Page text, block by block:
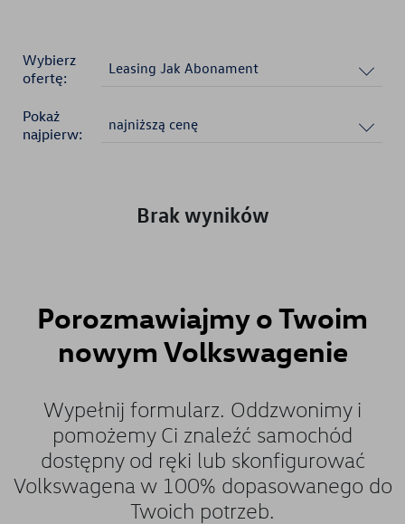
Wybierz
ofertę:
Leasing Jak Abonament
Pokaż
najpierw:
najniższą cenę
Brak wyników
Porozmawiajmy oTwoim
nowym Volkswagenie
Wypełnij formularz. Oddzwonimy i
pomożemy Ci znaleźć samochód
dostępny od ręki lub skonfigurować
Volkswagena w 100% dopasowanego do
Twoich potrzeb.